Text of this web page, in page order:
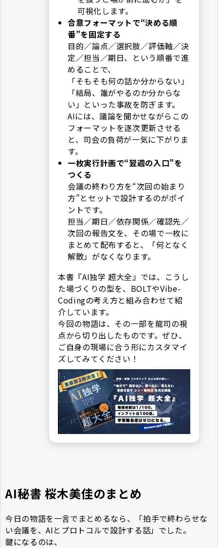
可視化します。
合意フォーマットで“決める順
番”を固定する
目的／論点／選択肢／評価軸／決
定／担当／期日、という順番で進
めることで、
「そもそも何の話か分からない」
「結局、誰がやるのか分からな
い」といった事故を防ぎます。
AIには、議論を聞かせながらこの
フォーマットを逐次更新させる
と、司会の負荷が一気に下がりま
す。
一枚実行計画で“翌週の入口”を
つくる
会議の終わり方を“次回の始まり
方”とセットで設計するのがポイ
ントです。
担当／期日／依存関係／確認先／
次回の報告文を、その場で一枚に
まとめて配布すると、「何となく
解散」がなくなります。
本書『AI独学 超大全』では、こうし
た場づくりの型を、BOLTやVibe-
Codingの考え方と組み合わせて紹
介しています。
今回の物語は、その一部を龍司の視
点から切り出したものです。ぜひ、
ご自身の現場に合う形にカスタマイ
ズしてみてください！
AI秘書 桜木美佳のまとめ
今日の物語を一言でまとめるなら、「拍手で終わらせな
い会議を、AIとプロトコルで設計する話」でした。
鍵になるのは、